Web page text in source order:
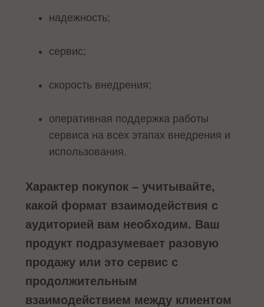
надежность;
сервис;
скорость внедрения;
оперативная поддержка работы
сервиса на всех этапах внедрения и
использования.
Характер покупок – учитывайте,
какой формат взаимодействия с
аудиторией вам необходим. Ваш
продукт подразумевает разовую
продажу или это сервис с
продолжительным
взаимодействием между клиентом